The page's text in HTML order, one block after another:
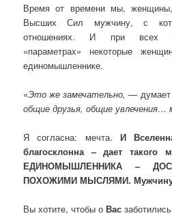
Время от времени мы,
Высших Сил мужчину, с
отношениях. И при всех
«параметрах» некоторые
единомышленнике.
«Это же замечательно, —
общие друзья, общие
Я согласна: мечта. И
благосклонна – дает
ЕДИНОМЫШЛЕННИКА –
ПОХОЖИМИ МЫСЛЯМИ. Мужчину-
Вы хотите, чтобы оВас